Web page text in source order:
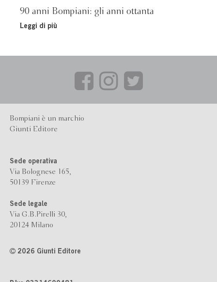
90 anni Bompiani: gli anni ottanta
Leggi di più
Bompiani è un marchio
Giunti Editore
Sede operativa
Via Bolognese 165,
50139 Firenze
Sede legale
Via G.B.Pirelli 30,
20124 Milano
2026 Giunti Editore